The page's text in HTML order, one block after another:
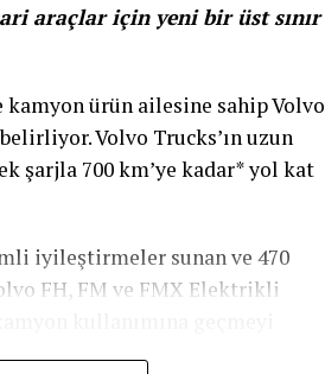
araçlar için yeni bir üst sınır
ürün ailesine sahip Volvo
Volvo Trucks’ın uzun
şarjla 700 km’ye kadar* yol kat
iyileştirmeler sunan ve 470
FH, FM ve FMX Elektrikli